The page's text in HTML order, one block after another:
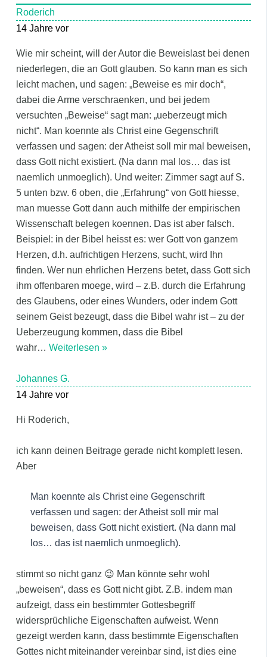
Roderich
14 Jahre vor
Wie mir scheint, will der Autor die Beweislast bei denen
niederlegen, die an Gott glauben. So kann man es sich
leicht machen, und sagen: „Beweise es mir doch“,
dabei die Arme verschraenken, und bei jedem
versuchten „Beweise“ sagt man: „ueberzeugt mich
nicht“. Man koennte als Christ eine Gegenschrift
verfassen und sagen: der Atheist soll mir mal beweisen,
dass Gott nicht existiert. (Na dann mal los… das ist
naemlich unmoeglich). Und weiter: Zimmer sagt auf S.
5 unten bzw. 6 oben, die „Erfahrung“ von Gott hiesse,
man muesse Gott dann auch mithilfe der empirischen
Wissenschaft belegen koennen. Das ist aber falsch.
Beispiel: in der Bibel heisst es: wer Gott von ganzem
Herzen, d.h. aufrichtigen Herzens, sucht, wird Ihn
finden. Wer nun ehrlichen Herzens betet, dass Gott sich
ihm offenbaren moege, wird – z.B. durch die Erfahrung
des Glaubens, oder eines Wunders, oder indem Gott
seinem Geist bezeugt, dass die Bibel wahr ist – zu der
Ueberzeugung kommen, dass die Bibel
wahr… Weiterlesen »
Johannes G.
14 Jahre vor
Hi Roderich,
ich kann deinen Beitrage gerade nicht komplett lesen.
Aber
Man koennte als Christ eine Gegenschrift
verfassen und sagen: der Atheist soll mir mal
beweisen, dass Gott nicht existiert. (Na dann mal
los… das ist naemlich unmoeglich).
stimmt so nicht ganz 😉 Man könnte sehr wohl
„beweisen“, dass es Gott nicht gibt. Z.B. indem man
aufzeigt, dass ein bestimmter Gottesbegriff
widersprüchliche Eigenschaften aufweist. Wenn
gezeigt werden kann, dass bestimmte Eigenschaften
Gottes nicht miteinander vereinbar sind, ist dies eine